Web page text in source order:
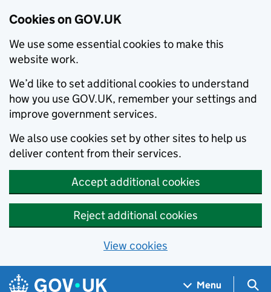
Cookies on GOV.UK
We use some essential cookies to make this
website work.
We’d like to set additional cookies to understand
how you use GOV.UK, remember your settings and
improve government services.
We also use cookies set by other sites to help us
deliver content from their services.
Accept additional cookies
Reject additional cookies
View cookies
Skip to main content
Navigation menu
Menu